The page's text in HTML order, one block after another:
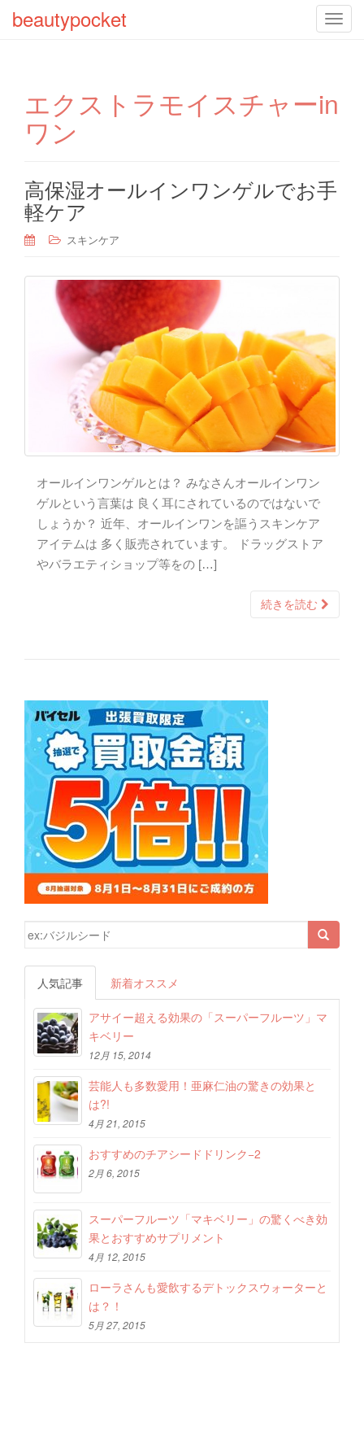
T
l
e
i
beautypocket
エクストラモイスチャーin
ワン
高保湿オールインワンゲルでお手
軽ケア
スキンケア
オールインワンゲルとは？ みなさんオールインワン
ゲルという言葉は 良く耳にされているのではないで
しょうか？ 近年、オールインワンを謳うスキンケア
アイテムは 多く販売されています。 ドラッグストア
やバラエティショップ等をの […]
続きを読む
検索結果:
人気記事 新着オススメ
アサイー超える効果の「スーパーフルーツ」マ
キベリー
12月 15, 2014
芸能人も多数愛用！亜麻仁油の驚きの効果と
は?!
4月 21, 2015
おすすめのチアシードドリンク−2
2月 6, 2015
スーパーフルーツ「マキベリー」の驚くべき効
果とおすすめサプリメント
4月 12, 2015
ローラさんも愛飲するデトックスウォーターと
は？！
5月 27, 2015